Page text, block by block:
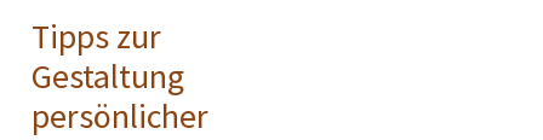
Tipps zur
Gestaltung
persönlicher